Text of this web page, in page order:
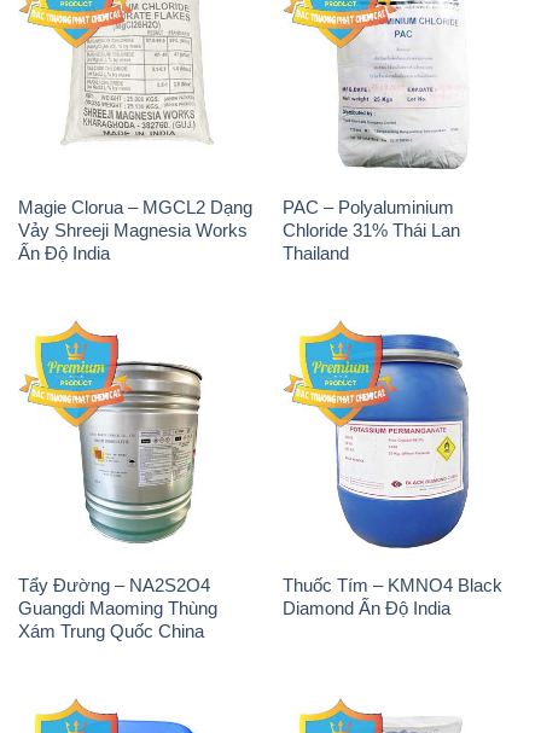
Magie Clorua – MGCL2 Dạng
Vảy Shreeji Magnesia Works
Ấn Độ India
PAC – Polyaluminium
Chloride 31% Thái Lan
Thailand
Tẩy Đường – NA2S2O4
Guangdi Maoming Thùng
Xám Trung Quốc China
Thuốc Tím – KMNO4 Black
Diamond Ấn Độ India